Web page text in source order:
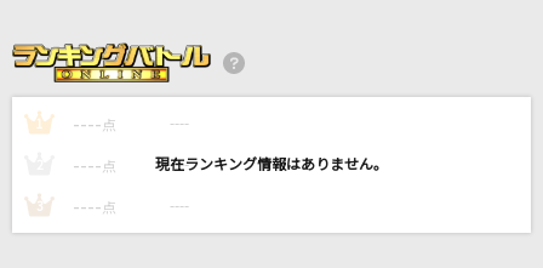
風にきえないで
L'Arc-en-Ciel
1 ---- 点 ----
---- 点 ----
3 ---- 点 ----